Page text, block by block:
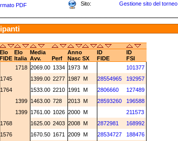
PDF Sito: Gestione sito del torneo
Elo Elo Media Anno ID
ID
FIDE Italia Avv. Perf Nasc SX FIDE
FSI
1718 2069.00 1334 1973 M
101377
1745 1399.00 2277 1987 M 28554965
192957
1764 1533.00 2210 1991 M 2806660
127489
1399 1463.00 728 2013 M 28593260
196588
1399 1761.00 1026 2000 M
211573
1768 1625.00 2403 2008 M 2872981
168992
1576 1670.50 1671 2009 M 28534727
188476